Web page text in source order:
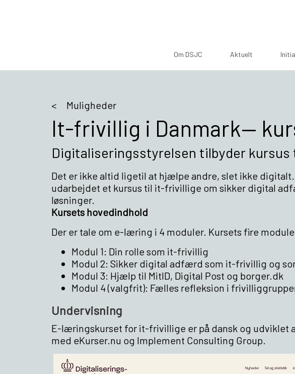
Om DSJC Aktuelt
Muligheder
It-frivillig i Danmark—
Digitaliseringsstyrelsen tilbyder
Det er ikke altid ligetil at hjælpe andre, slet ikke
udarbejdet et kursus til it-frivillige om sikker digital
løsninger.
Kursets hovedindhold
Der er tale om e-læring i 4 moduler. Kursets fire
Modul 1: Din rolle som it-frivillig
Modul 2: Sikker digital adfærd som it-frivillig og
Modul 3: Hjælp til MitID, Digital Post og borger.dk
Modul 4 (valgfrit): Fælles refleksion i
Undervisning
E-læringskurset for it-frivillige er på dansk og udviklet
med eKurser.nu og Implement Consulting Group.